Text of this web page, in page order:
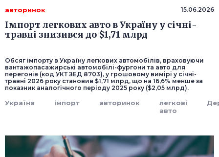
авторинок 15.06.2026
Імпорт легкових авто в Україну у січні-
травні знизився до $1,71 млрд
Обсяг імпорту в Україну легкових автомобілів, враховуючи
вантажопасажирські автомобілі-фургони та авто для
перегонів (код УКТ ЗЕД 8703), у грошовому вимірі у січні-
травні 2026 року становив $1,71 млрд, що на 16,6% менше за
показник аналогічного періоду 2025 року ($2,05 млрд).
Україна імпорт авторинок
легкові
авто